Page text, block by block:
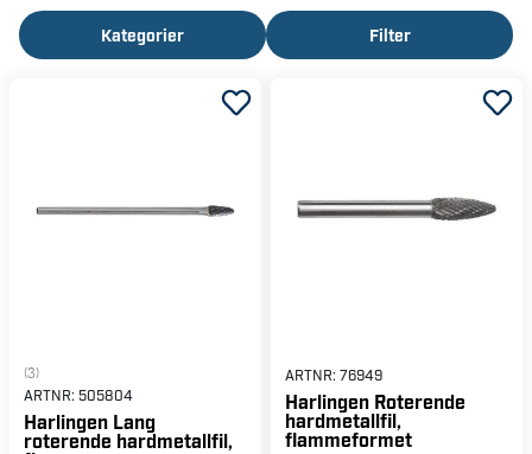
Kategorier Filter
(3)
ARTNR: 505804
Harlingen Lang
roterende hardmetallfil,
ARTNR: 76949
Harlingen Roterende
hardmetallfil,
flammeformet